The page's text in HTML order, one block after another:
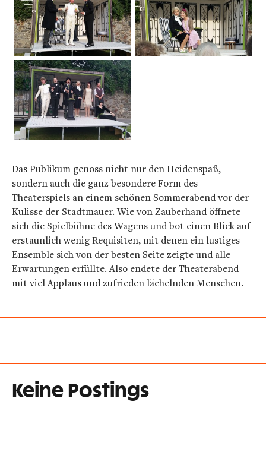
Das Publikum genoss nicht nur den Heidenspaß,
sondern auch die ganz besondere Form des
Theaterspiels an einem schönen Sommerabend vor der
Kulisse der Stadtmauer. Wie von Zauberhand öffnete
sich die Spielbühne des Wagens und bot einen Blick auf
erstaunlich wenig Requisiten, mit denen ein lustiges
Ensemble sich von der besten Seite zeigte und alle
Erwartungen erfüllte. Also endete der Theaterabend
mit viel Applaus und zufrieden lächelnden Menschen.
Keine Postings